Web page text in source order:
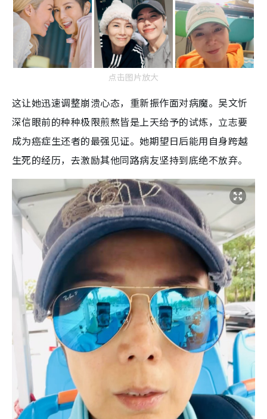
点击图片放大
这让她迅速调整崩溃心态，重新振作面对病魔。吴文忻
深信眼前的种种极限煎熬皆是上天给予的试炼，立志要
成为癌症生还者的最强见证。她期望日后能用自身跨越
生死的经历，去激励其他同路病友坚持到底绝不放弃。